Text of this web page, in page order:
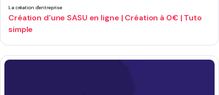
La création d'entreprise
Création d'une SASU en ligne | Création à 0€ | Tuto
simple